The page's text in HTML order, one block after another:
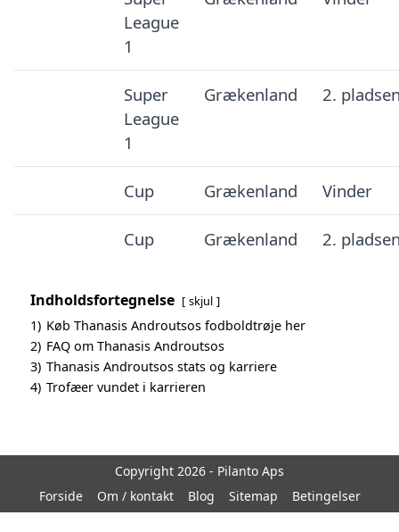
League
1
Super
League
1
Grækenland 2.
Cup Grækenland Vinder
Cup Grækenland 2.
Indholdsfortegnelse skjul
1) Køb Thanasis Androutsos fodboldtrøje her
2) FAQ om Thanasis Androutsos
3) Thanasis Androutsos stats og karriere
4) Trofæer vundet i karrieren
Copyright 2026 - Pilanto Aps
Forside
Om / kontakt Blog Sitemap Betingelser